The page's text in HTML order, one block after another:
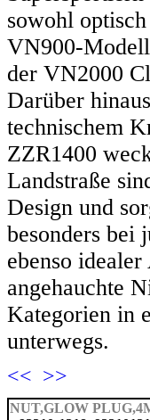
sowohl
VN900-
der VN2000
Darüber
technischem
ZZR1400
Landstraße
Design und
besonders bei
ebenso
angehauchte
Kategorien in
unterwegs.
<< >>
NUT,GLOW